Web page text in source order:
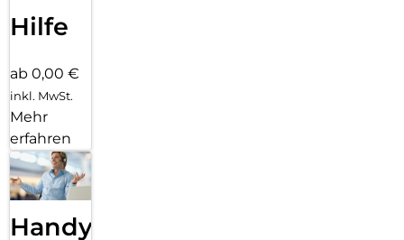
Hilfe
ab 0,00 €
inkl. MwSt.
Mehr
erfahren
Handy